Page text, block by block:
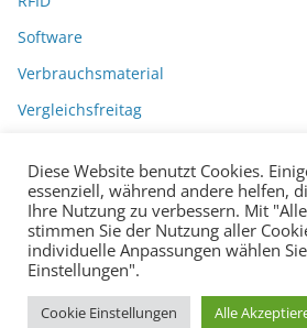
Software
Verbrauchsmaterial
Vergleichsfreitag
Copyright © 2026
Diese Website benutzt Cookies.
essenziell, während andere helfen,
Ihre Nutzung zu verbessern. Mit
stimmen Sie der Nutzung aller
individuelle Anpassungen wählen
Einstellungen".
Cookie Einstellungen Alle